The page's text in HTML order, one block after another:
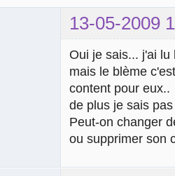
13-05-2009
Oui je sais... j'ai lu
mais le blème
content pour eux..
de plus je sais
Peut-on changer
ou supprimer son